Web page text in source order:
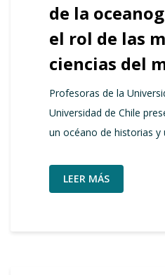
de la
el rol de las
ciencias del
Profesoras de la
Universidad de Chile
un océano de historias y
LEER MÁS